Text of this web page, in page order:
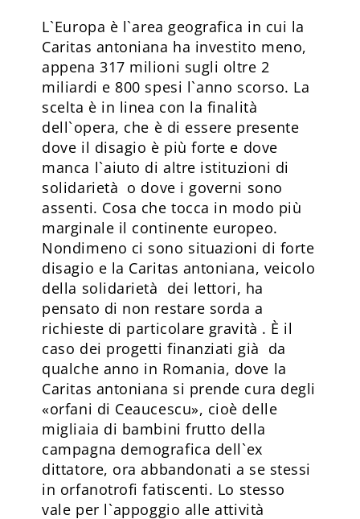
L`Europa è l`area geografica in cui la
Caritas antoniana ha investito meno,
appena 317 milioni sugli oltre 2
miliardi e 800 spesi l`anno scorso. La
scelta è in linea con la finalità
dell`opera, che è di essere presente
dove il disagio è più forte e dove
manca l`aiuto di altre istituzioni di
solidarietà o dove i governi sono
assenti. Cosa che tocca in modo più
marginale il continente europeo.
Nondimeno ci sono situazioni di forte
disagio e la Caritas antoniana, veicolo
della solidarietà dei lettori, ha
pensato di non restare sorda a
richieste di particolare gravità . È il
caso dei progetti finanziati già da
qualche anno in Romania, dove la
Caritas antoniana si prende cura degli
«orfani di Ceaucescu», cioè delle
migliaia di bambini frutto della
campagna demografica dell`ex
dittatore, ora abbandonati a se stessi
in orfanotrofi fatiscenti. Lo stesso
vale per l`appoggio alle attività